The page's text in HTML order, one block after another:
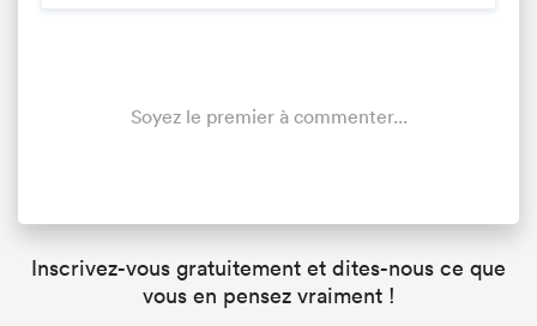
Soyez le premier à commenter...
Inscrivez-vous gratuitement et dites-nous ce que
vous en pensez vraiment !